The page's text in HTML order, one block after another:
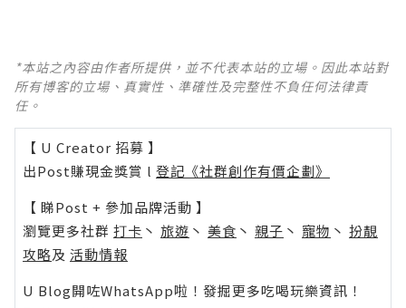
*本站之內容由作者所提供，並不代表本站的立場。因此本站對
所有博客的立場、真實性、準確性及完整性不負任何法律責
任。
【 U Creator 招募 】
出Post賺現金獎賞 l 登記《社群創作有價企劃》
【 睇Post + 參加品牌活動 】
瀏覽更多社群 打卡 丶 旅遊 丶 美食 丶 親子 丶 寵物 丶 扮靚
攻略及 活動情報
U Blog開咗WhatsApp啦！發掘更多吃喝玩樂資訊！